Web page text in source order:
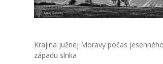
Krajina južnej Moravy počas jesenného
západu slnka